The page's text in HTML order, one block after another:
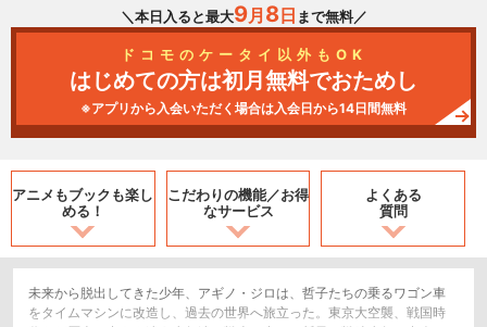
＼本日入ると最大9月 8日 まで無料／
ドコモのケータイ以外もOK
はじめての方は初月無料でおためし
※アプリから入会いただく場合は入会日から14日間無料
アニメもブックも楽し
める！
こだわりの機能／お得
なサービス
よくある
質問
未来から脱出してきた少年、アギノ・ジロは、哲子たちの乗るワゴン車
をタイムマシンに改造し、過去の世界へ旅立った。東京大空襲、戦国時